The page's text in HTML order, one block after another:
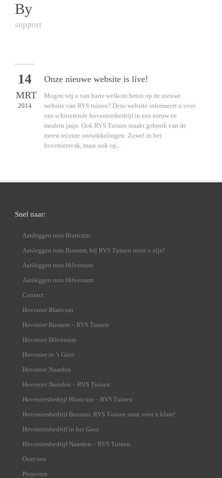
By
support
14
MRT
2014
Onze nieuwe website is live!
Mogen wij u van harte welkom heten op de nieuwe
website van RVS tuinen? Deze website informeert u over
ons schitterende hoveniersbedrijf in een nieuw en
modern jasje. Ook RVS Tuinen maakt gebruik van de
meest recente ontwikkelingen: Zowel in het
hoveniersvak, maar ook op...
Snel naar:
Aanleggen tuin Blaricum
Aanleggen tuin Bussum, bij RVS Tuinen moet u zijn!
Aanleggen tuin Hilversum
Aanleggen tuin Hilversum
Contact
Hovenier Blaricum
Hovenier Bussum – RVS Tuinen
Hovenier Hilversum
Hovenier in ’t Gooi
Hovenier Naarden
Hovenier Naarden – RVS Tuinen
Hoveniersbedrijf Blaricum – RVS Tuinen
Hoveniersbedrijf Bussum, RVS Tuinen staat voor u klaar!
Hoveniersbedrijf in het Gooi
Hoveniersbedrijf Naarden – RVS Tuinen
Over ons
Projecten